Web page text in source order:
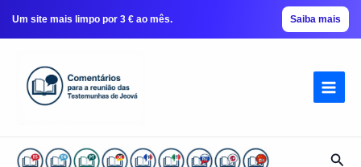
Um site mais limpo por 3 € ao mês. Saiba mais
conteúdo